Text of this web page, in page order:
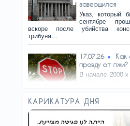
завершился
Указ, который
сентябре
вскоре после убийства
трибуна…
17.07.26
Как
правду от лжи?
В начале 2000-
одним из
культуры
редактирования. Сегодня он стал…
КАРИКАТУРА ДНЯ